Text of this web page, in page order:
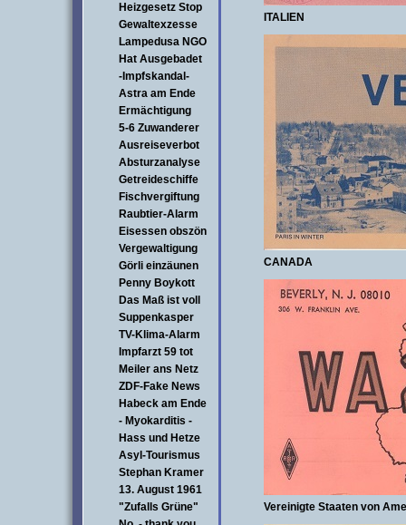
Heizgesetz Stop
Gewaltexzesse
Lampedusa NGO
Hat Ausgebadet
-Impfskandal-
Astra am Ende
Ermächtigung
5-6 Zuwanderer
Ausreiseverbot
Absturzanalyse
Getreideschiffe
Fischvergiftung
Raubtier-Alarm
Eisessen obszön
Vergewaltigung
Görli einzäunen
Penny Boykott
Das Maß ist voll
Suppenkasper
TV-Klima-Alarm
Impfarzt 59 tot
Meiler ans Netz
ZDF-Fake News
Habeck am Ende
- Myokarditis -
Hass und Hetze
Asyl-Tourismus
Stephan Kramer
13. August 1961
"Zufalls Grüne"
ITALIEN
CANADA
Vereinigte Staaten von